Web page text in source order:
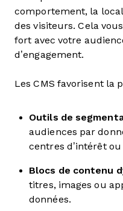
comportement, la
des visiteurs. Cela
fort avec votre
d’engagement.
Les CMS favorisent la
Outils de
audiences par
centres d’intérêt
Blocs de contenu
titres, images ou
données.